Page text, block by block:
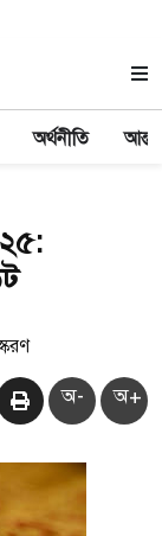
অর্থনীতি
অ- অ+